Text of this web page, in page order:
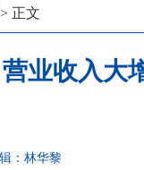
> 正文
业收入大
：林华黎